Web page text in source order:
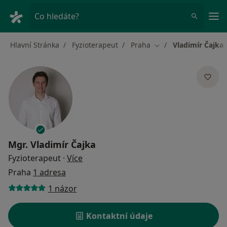
Co hledáte?
Hlavní Stránka Fyzioterapeut Praha Změna města
Vladimír Čajka
Mgr. Vladimír Čajka
Fyzioterapeut · Více
Praha 1 adresa
1 názor
Kontaktní údaje